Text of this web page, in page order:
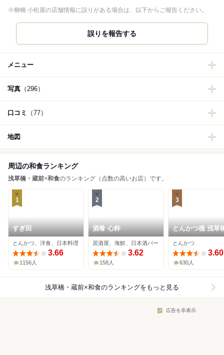
※柳橋 小松屋の店舗情報に誤りがある場合は、以下からご報告ください。
誤りを報告する
メニュー
写真 （296）
口コミ （77）
地図
周辺の和食ランキング
浅草橋・蔵前×和食のランキング（点数の高いお店）です。
1
すぎ田
とんかつ、洋食、日本料理
3.66
1156人
2
酒肴 心粋
居酒屋、海鮮、日本酒バー
3.62
158人
3
とんかつ檍 浅草
とんかつ
3.60
630人
浅草橋・蔵前×和食のランキングをもっと見る
広告を非表示